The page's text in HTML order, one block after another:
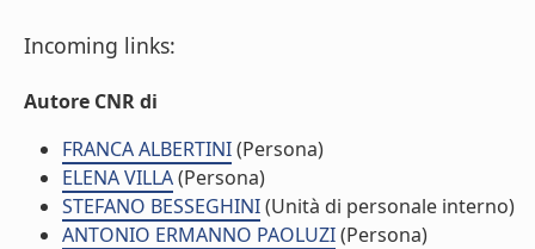
Incoming links:
Autore CNR di
FRANCA ALBERTINI(Persona)
ELENA VILLA(Persona)
STEFANO BESSEGHINI(Unità di personale interno)
ANTONIO ERMANNO PAOLUZI(Persona)